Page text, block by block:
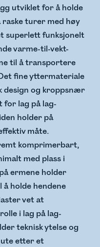
utviklet for å holde
turer med høy
superlett funksjonelt
varme-til-vekt-
til å transportere
fine yttermateriale
design og kroppsnær
for lag på lag-
holder på
måte.
komprimerbart,
med plass i
ermene holder
å holde hendene
vet at
i lag på lag-
teknisk ytelse og
ute etter et